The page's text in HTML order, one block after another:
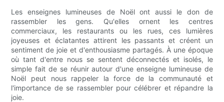
Les enseignes lumineuses de Noël ont aussi le don de
rassembler les gens. Qu'elles ornent les centres
commerciaux, les restaurants ou les rues, ces lumières
joyeuses et éclatantes attirent les passants et créent un
sentiment de joie et d'enthousiasme partagés. À une époque
où tant d'entre nous se sentent déconnectés et isolés, le
simple fait de se réunir autour d'une enseigne lumineuse de
Noël peut nous rappeler la force de la communauté et
l'importance de se rassembler pour célébrer et répandre la
joie.